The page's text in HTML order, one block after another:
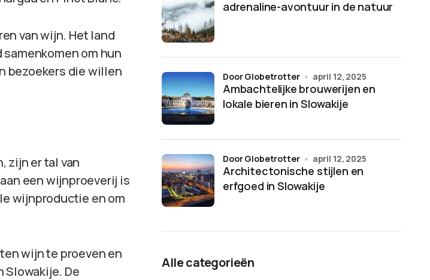
van wijn. Het land
om hun
bezoekers die willen
zijn er tal van
een wijnproeverij is
wijnproductie en om
wijn te proeven en
De
adrenaline-avontuur in de natuur
Ambachtelijke brouwerijen en
lokale bieren in Slowakije
door Globetrotter april 12, 2025
Architectonische stijlen en
erfgoed in Slowakije
door Globetrotter april 12, 2025
Alle categorieën